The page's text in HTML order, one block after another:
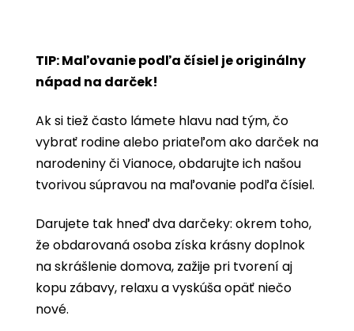
TIP: Maľovanie podľa čísiel je originálny
nápad na darček!
Ak si tiež často lámete hlavu nad tým, čo
vybrať rodine alebo priateľom ako darček na
narodeniny či Vianoce, obdarujte ich našou
tvorivou súpravou na maľovanie podľa čísiel.
Darujete tak hneď dva darčeky: okrem toho,
že obdarovaná osoba získa krásny doplnok
na skrášlenie domova, zažije pri tvorení aj
kopu zábavy, relaxu a vyskúša opäť niečo
nové.